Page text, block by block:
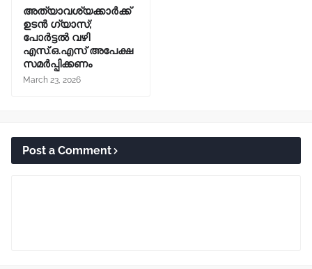
അത്യാവശ്യക്കാർക്ക്
ഉടൻ ഗ്യാസ്;
പോർട്ടൽ വഴി
എസ്.ഒ.എസ് അപേക്ഷ
സമർപ്പിക്കണം
March 23, 2026
Post a Comment